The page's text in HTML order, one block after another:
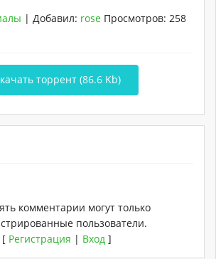
| Добавил: rose Просмотров: 258
торрент (86.6 Kb)
комментарии могут только
пользователи.
[ Регистрация | Вход ]